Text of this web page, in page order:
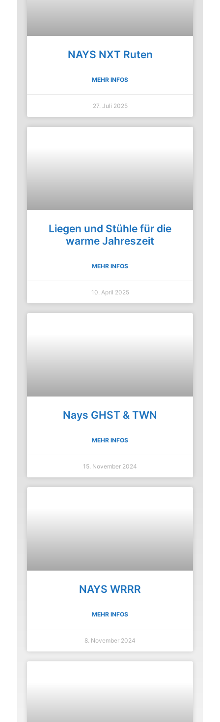
NAYS NXT Ruten
MEHR INFOS
27. Juli 2025
Liegen und Stühle für die
warme Jahreszeit
MEHR INFOS
10. April 2025
Nays GHST & TWN
MEHR INFOS
15. November 2024
NAYS WRRR
MEHR INFOS
8. November 2024